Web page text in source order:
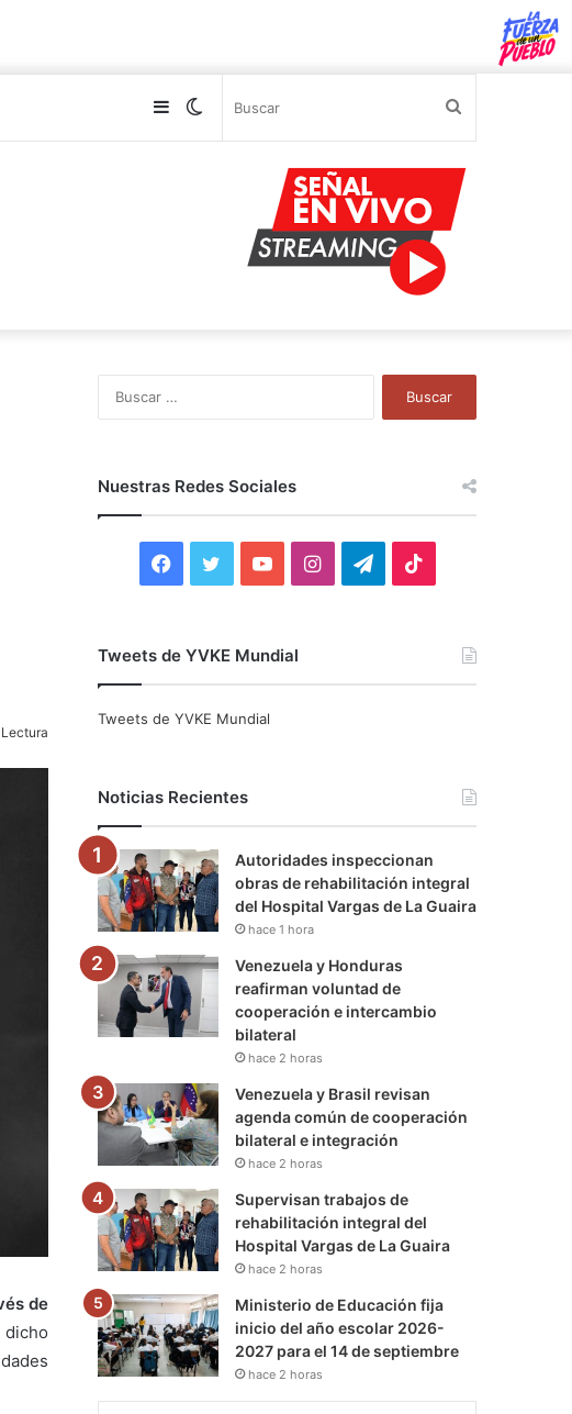
Switch
Sidebar
de
dicho
Nuestras Redes Sociales
F
c
o
k
i
r
Y
u
e
I
r
a
m
T
a
m
Tweets de YVKE Mundial
Tweets de YVKE Mundial
Noticias Recientes
Autoridades inspeccionan
obras de rehabilitación integral
del Hospital Vargas de La Guaira
hace 1 hora
Venezuela y Honduras
reafirman voluntad de
cooperación e intercambio
bilateral
hace 2 horas
Venezuela y Brasil revisan
agenda común de cooperación
bilateral e integración
hace 2 horas
Supervisan trabajos de
rehabilitación integral del
Hospital Vargas de La Guaira
hace 2 horas
Ministerio de Educación fija
inicio del año escolar 2026-
2027 para el 14 de septiembre
hace 2 horas